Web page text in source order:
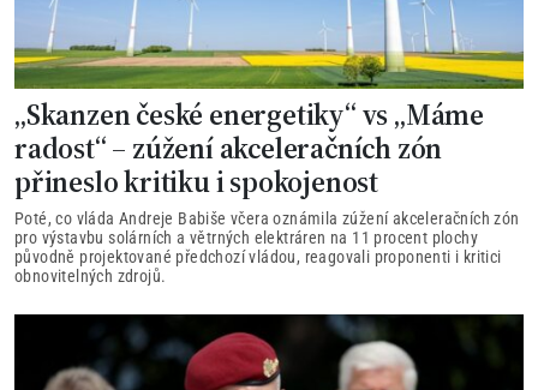
„Skanzen české energetiky“ vs „Máme
radost“ – zúžení akceleračních zón
přineslo kritiku i spokojenost
Poté, co vláda Andreje Babiše včera oznámila zúžení akceleračních zón
pro výstavbu solárních a větrných elektráren na 11 procent plochy
původně projektované předchozí vládou, reagovali proponenti i kritici
obnovitelných zdrojů.